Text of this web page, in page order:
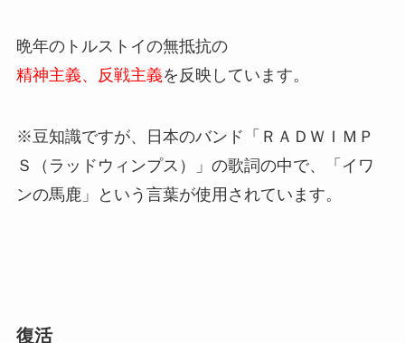
晩年のトルストイの無抵抗の
精神主義、反戦主義を反映しています。
※豆知識ですが、日本のバンド「ＲＡＤＷＩＭＰ
Ｓ（ラッドウィンプス）」の歌詞の中で、「イワ
ンの馬鹿」という言葉が使用されています。
復活